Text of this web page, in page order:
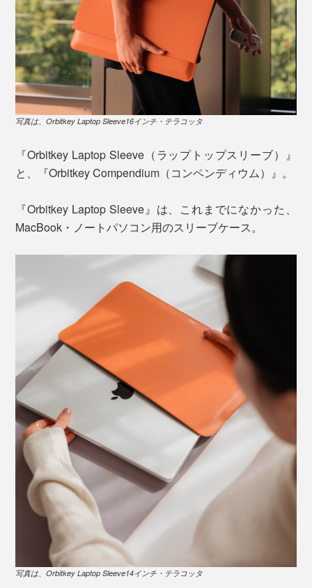
写真は、Orbitkey Laptop Sleeve16インチ・テラコッタ
『Orbitkey Laptop Sleeve（ラップトップスリーブ）』
と、『Orbitkey Compendium（コンペンディウム）』。
『Orbitkey Laptop Sleeve』は、これまでになかった、
MacBook・ノートパソコン用のスリーブケース。
写真は、Orbitkey Laptop Sleeve14インチ・テラコッタ